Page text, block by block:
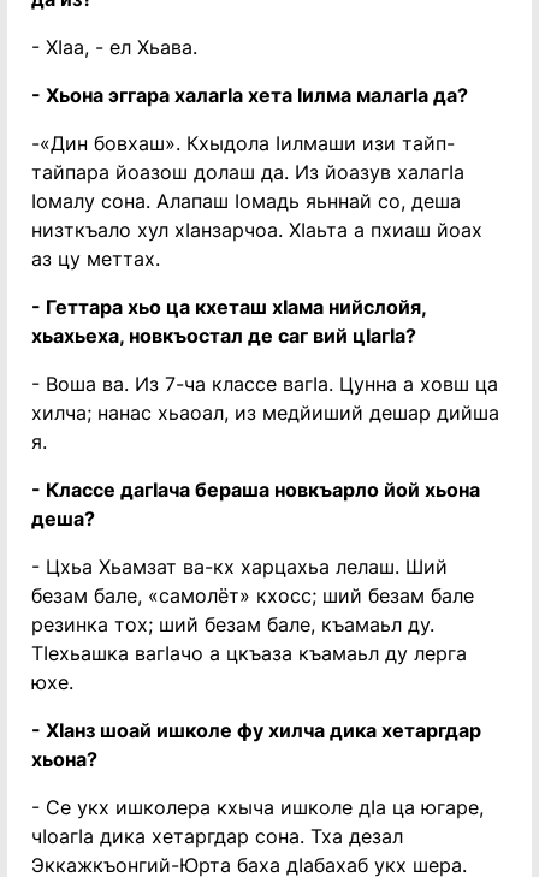
- Хӏаа, - ел Хьава.
- Хьона эггара халагӏа хета ӏилма малагӏа да?
-«Дин бовхаш». Кхыдола ӏилмаши изи тайп-
тайпара йоазош долаш да. Из йоазув халагӏа
ӏомалу сона. Алапаш ӏомадь яьннай со, деша
низткъало хул хӏанзарчоа. Хӏаьта а пхиаш йоах
аз цу меттах.
- Геттара хьо ца кхеташ хӏама нийслойя,
хьахьеха, новкъостал де саг вий цӏагӏа?
- Воша ва. Из 7-ча классе вагӏа. Цунна а ховш ца
хилча; нанас хьаоал, из медйиший дешар дийша
я.
- Классе дагӏача бераша новкъарло йой хьона
деша?
- Цхьа Хьамзат ва-кх харцахьа лелаш. Ший
безам бале, «самолёт» кхосс; ший безам бале
резинка тох; ший безам бале, къамаьл ду.
Тӏехьашка вагӏачо а цкъаза къамаьл ду лерга
юхе.
- Хӏанз шоай ишколе фу хилча дика хетаргдар
хьона?
- Се укх ишколера кхыча ишколе дӏа ца югаре,
чӏоагӏа дика хетаргдар сона. Тха дезал
Эккажкъонгий-Юрта баха дӏабахаб укх шера.